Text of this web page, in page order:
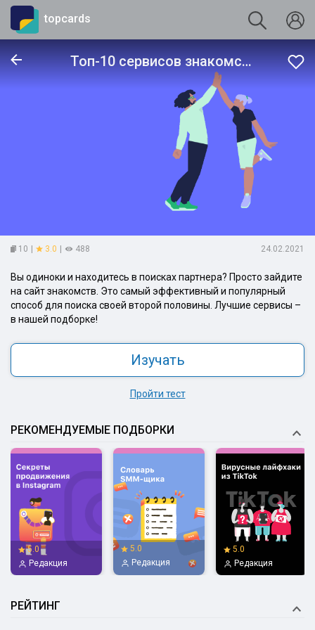
topcards
Топ-10 сервисов знакомств
10 3.0 488 24.02.2021
Вы одиноки и находитесь в поисках партнера? Просто зайдите
на сайт знакомств. Это самый эффективный и популярный
способ для поиска своей второй половины. Лучшие сервисы –
в нашей подборке!
Изучать
Пройти тест
РЕКОМЕНДУЕМЫЕ ПОДБОРКИ
5.0
Редакция
5.0
Редакция
5.0
Редакция
РЕЙТИНГ